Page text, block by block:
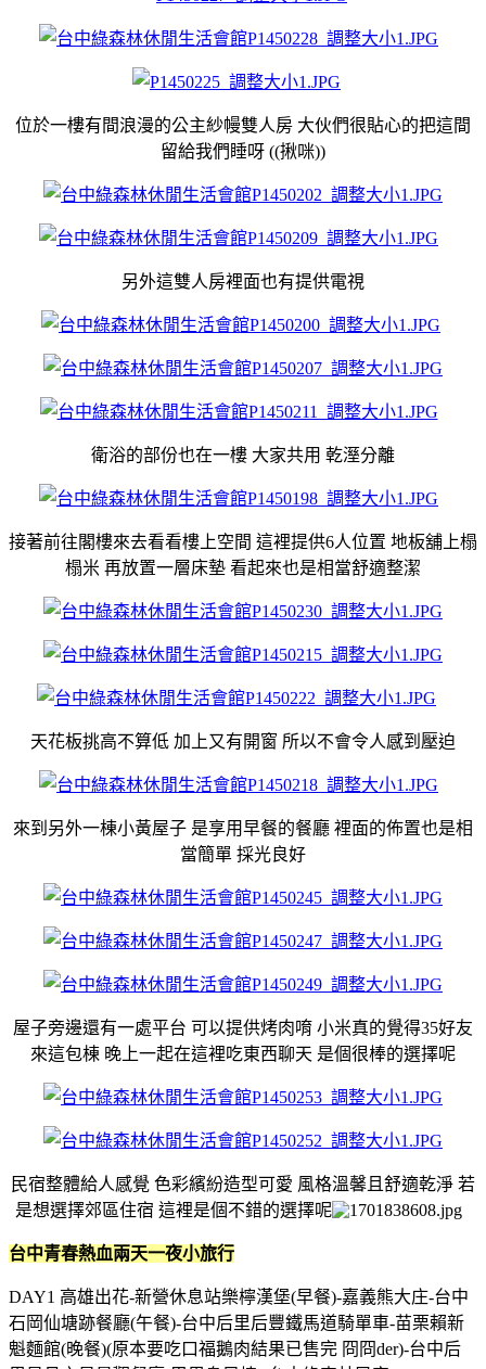
位於一樓有間浪漫的公主紗幔雙人房 大伙們很貼心的把這間
留給我們睡呀 ((揪咪))
另外這雙人房裡面也有提供電視
衛浴的部份也在一樓 大家共用 乾溼分離
接著前往閣樓來去看看樓上空間 這裡提供6人位置 地板舖上榻
榻米 再放置一層床墊 看起來也是相當舒適整潔
天花板挑高不算低 加上又有開窗 所以不會令人感到壓迫
來到另外一棟小黃屋子 是享用早餐的餐廳 裡面的佈置也是相
當簡單 採光良好
屋子旁邊還有一處平台 可以提供烤肉唷 小米真的覺得35好友
來這包棟 晚上一起在這裡吃東西聊天 是個很棒的選擇呢
民宿整體給人感覺 色彩繽紛造型可愛 風格溫馨且舒適乾淨 若
是想選擇郊區住宿 這裡是個不錯的選擇呢
台中青春熱血兩天一夜小旅行
DAY1 高雄出花-新營休息站樂檸漢堡(早餐)-嘉義熊大庄-台中
石岡仙塘跡餐廳(午餐)-台中后里后豐鐵馬道騎單車-苗栗賴新
魁麵館(晚餐)(原本要吃口福鵝肉結果已售完 冏冏der)-台中后